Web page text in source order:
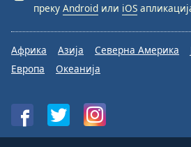
преку Android или iOS
Африка Азија Северна Америка
Европа
Океанија